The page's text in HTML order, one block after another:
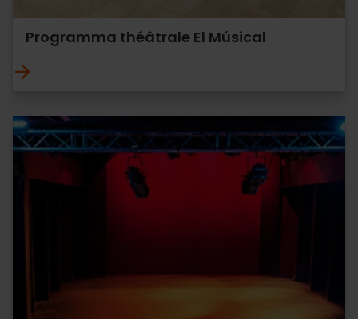
Programma théâtrale El Músical